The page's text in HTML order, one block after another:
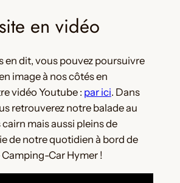
en vidéo
en dit, vous pouvez poursuivre
image à nos côtés en
vidéo Youtube : par ici. Dans
retrouverez notre balade au
cairn mais aussi pleins de
de notre quotidien à bord de
Car Hymer !